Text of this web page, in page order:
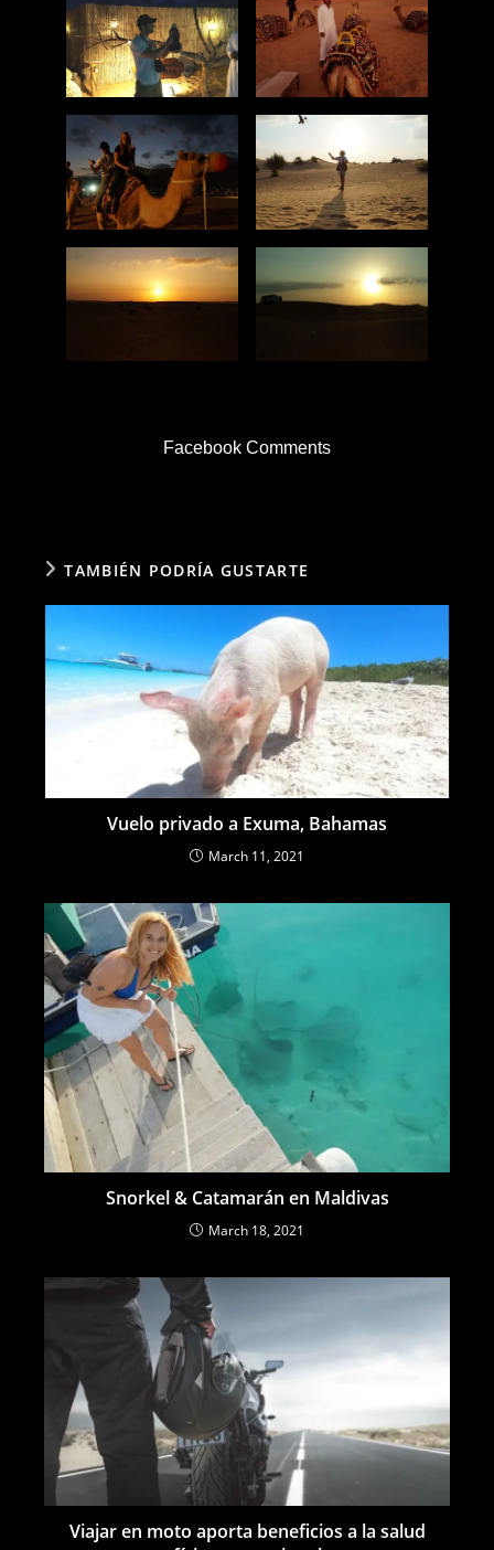
Facebook Comments
TAMBIÉN PODRÍA GUSTARTE
Vuelo privado a Exuma, Bahamas
March 11, 2021
Snorkel & Catamarán en Maldivas
March 18, 2021
Viajar en moto aporta beneficios a la salud